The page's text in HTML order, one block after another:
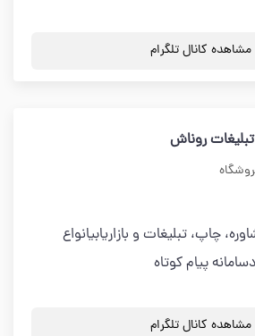
مشاهده کانال تلگرام
روناش
چاپ، تبلیغات و بازاریابیانواع
پیام کوتاه
مشاهده کانال تلگرام